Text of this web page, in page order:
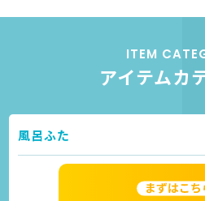
ITEM
アイテムカ
風呂ふた